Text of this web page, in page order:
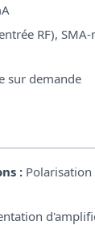
RF),
sur demande
: Polarisation